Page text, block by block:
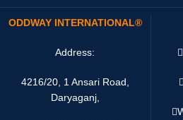
ODDWAY INTERNATIONAL®
Address:
4216/20, 1 Ansari Road,
Daryaganj,